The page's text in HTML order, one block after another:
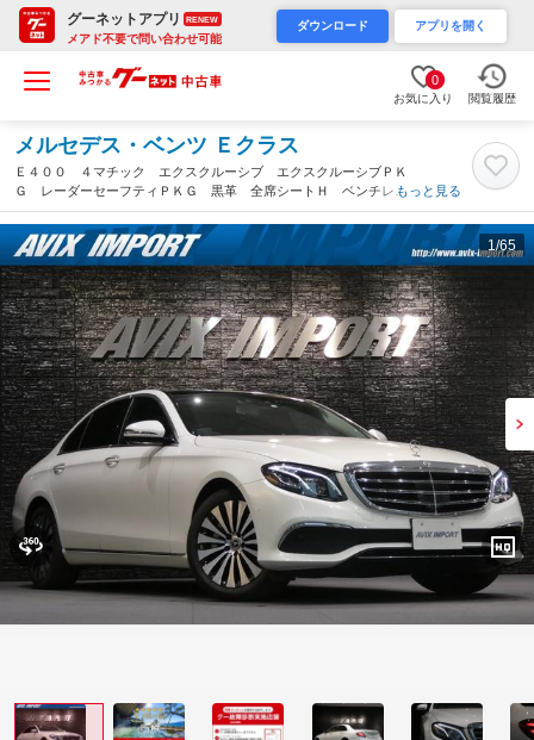
グーネットアプリ RENEW
メアド不要で問い合わせ可能
ダウンロード アプリを開く
0
お気に入り 閲覧履歴
メルセデス・ベンツ Ｅクラス
Ｅ４００ ４マチック エクスクルーシブ エクスクルーシブＰＫ
Ｇ レーダーセーフティＰＫＧ 黒革 全席シートＨ ベンチレー
ター ＨＵＤ アンビエントライト 純正ＨＤＤナビ３６０°カメ
ラ 純正１８ＡＷ 禁煙 正規ディーラー車（大阪府）
もっと見る
1 /65